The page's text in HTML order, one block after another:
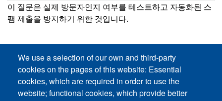
이 질문은 실제 방문자인지 여부를 테스트하고 자동화된 스
팸 제출을 방지하기 위한 것입니다.
제출
We use a selection of our own and third-party
cookies on the pages of this website: Essential
cookies, which are required in order to use the
website; functional cookies, which provide better